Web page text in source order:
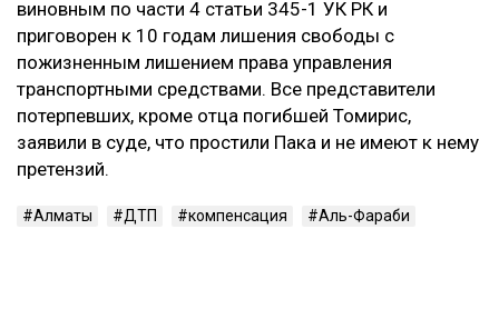
Контекст
Смертельное ДТП произошло в ночь на 21 марта на
проспекте аль-Фараби в Алматы. По данным
следствия, Александр Пак, находясь за рулем
автомобиля Zeekr в состоянии алкогольного
опьянения, выехал на встречную полосу и
летний водитель Mercedes и две пассажирки —